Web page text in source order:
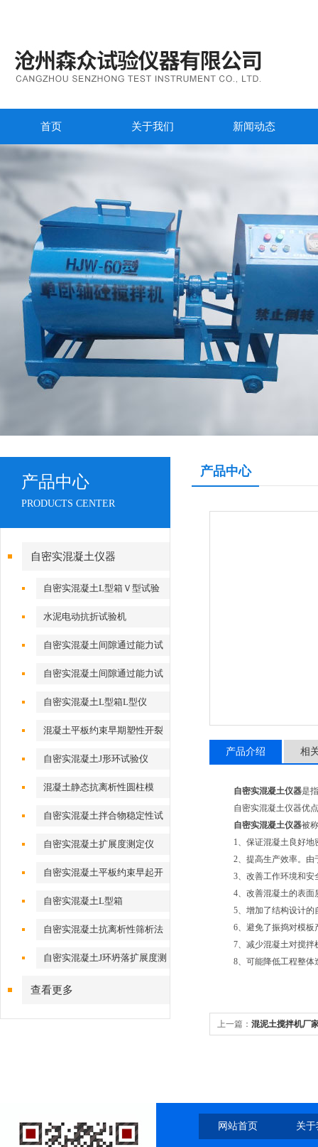
首页 关于我们 新闻动态
产品中心
PRODUCTS CENTER
自密实混凝土仪器
自密实混凝土L型箱Ｖ型试验
水泥电动抗折试验机
自密实混凝土间隙通过能力试
自密实混凝土间隙通过能力试
验J形环法
自密实混凝土L型箱L型仪
混凝土平板约束早期塑性开裂
试模
自密实混凝土J形环试验仪
混凝土静态抗离析性圆柱模
自密实混凝土拌合物稳定性试
验筒
自密实混凝土扩展度测定仪
自密实混凝土平板约束早起开
裂试验模具
自密实混凝土L型箱
自密实混凝土抗离析性筛析法
试验仪
自密实混凝土J环坍落扩展度测
查看更多
产品中心
产品介绍 相
自密实混凝土仪器是
自密实混凝土仪器优
自密实混凝土仪器被
1、保证混凝土良好地
2、提高生产效率。由于
3、改善工作环境和安全
4、改善混凝土的表面质
5、增加了结构设计的自
6、避免了振捣对模板
7、减少混凝土对搅拌
8、可能降低工程整体造
上一篇： 混泥土搅拌机厂
网站首页 关